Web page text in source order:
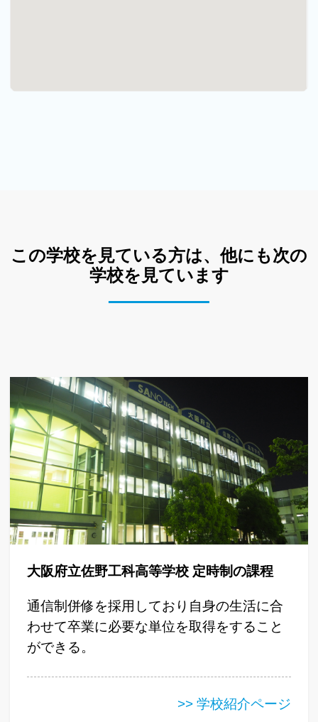
この学校を見ている方は、他にも次の
学校を見ています
大阪府立佐野工科高等学校 定時制の課程
通信制併修を採用しており自身の生活に合
わせて卒業に必要な単位を取得をすること
ができる。
>> 学校紹介ページ